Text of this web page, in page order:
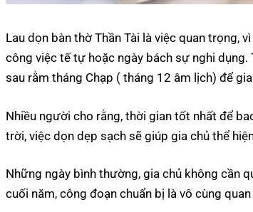
Lau dọn bàn thờ Thần Tài là việc quan trọng,
công việc tế tự hoặc ngày bách sự nghi dụng.
sau rằm tháng Chạp ( tháng 12 âm lịch) để
Nhiều người cho rằng, thời gian tốt nhất để
trời, việc dọn dẹp sạch sẽ giúp gia chủ thể
Những ngày bình thường, gia chủ không cần
cuối năm, công đoạn chuẩn bị là vô cùng